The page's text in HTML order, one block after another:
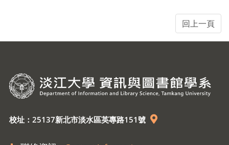
校址：25137新北市淡水區英專路151號